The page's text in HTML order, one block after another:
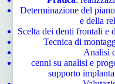
Determinazione del
e della
Scelta dei denti frontali e
Tecnica di
Analisi
cenni su analisi e
supporto